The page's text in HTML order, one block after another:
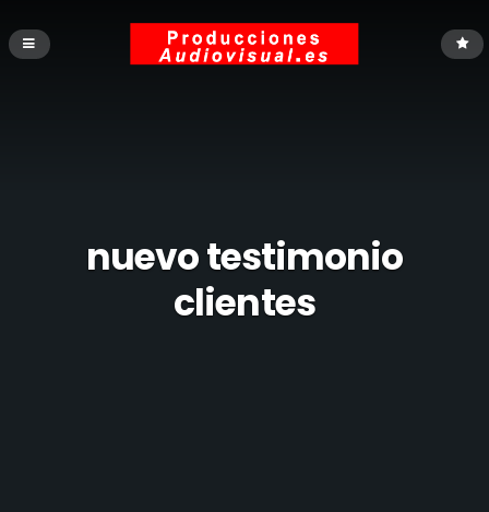
nuevo testimonio
clientes